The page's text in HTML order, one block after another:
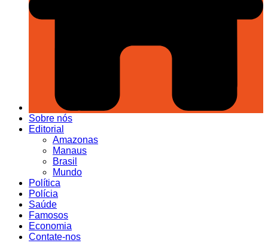
Sobre nós
Editorial
Amazonas
Manaus
Brasil
Mundo
Política
Polícia
Saúde
Famosos
Economia
Contate-nos